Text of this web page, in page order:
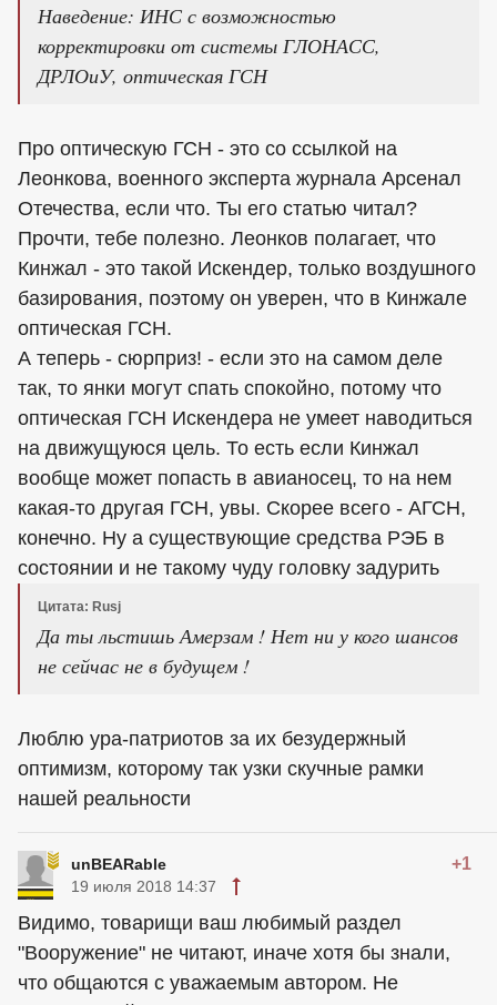
Наведение: ИНС с возможностью
корректировки от системы ГЛОНАСС,
ДРЛОиУ, оптическая ГСН
Про оптическую ГСН - это со ссылкой на
Леонкова, военного эксперта журнала Арсенал
Отечества, если что. Ты его статью читал?
Прочти, тебе полезно. Леонков полагает, что
Кинжал - это такой Искендер, только воздушного
базирования, поэтому он уверен, что в Кинжале
оптическая ГСН.
А теперь - сюрприз! - если это на самом деле
так, то янки могут спать спокойно, потому что
оптическая ГСН Искендера не умеет наводиться
на движущуюся цель. То есть если Кинжал
вообще может попасть в авианосец, то на нем
какая-то другая ГСН, увы. Скорее всего - АГСН,
конечно. Ну а существующие средства РЭБ в
состоянии и не такому чуду головку задурить
Цитата: Rusj
Да ты льстишь Амерзам ! Нет ни у кого шансов
не сейчас не в будущем !
Люблю ура-патриотов за их безудержный
оптимизм, которому так узки скучные рамки
нашей реальности
unBEARable +1
19 июля 2018 14:37
Видимо, товарищи ваш любимый раздел
"Вооружение" не читают, иначе хотя бы знали,
что общаются с уважаемым автором. Не